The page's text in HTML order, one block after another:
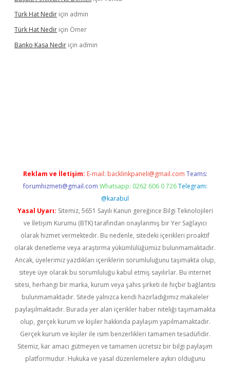
Türk Hat Nedir için admin
Türk Hat Nedir için Ömer
Banko Kasa Nedir için admin
Reklam ve İletişim: E-mail: backlinkpaneli@gmail.com Teams:
forumhizmeti@gmail.com Whatsapp: 0262 606 0 726 Telegram:
@karabul
Yasal Uyarı: Sitemiz, 5651 Sayılı Kanun gereğince Bilgi Teknolojileri
ve İletişim Kurumu (BTK) tarafından onaylanmış bir Yer Sağlayıcı
olarak hizmet vermektedir. Bu nedenle, sitedeki içerikleri proaktif
olarak denetleme veya araştırma yükümlülüğümüz bulunmamaktadır.
Ancak, üyelerimiz yazdıkları içeriklerin sorumluluğunu taşımakta olup,
siteye üye olarak bu sorumluluğu kabul etmiş sayılırlar. Bu internet
sitesi, herhangi bir marka, kurum veya şahıs şirketi ile hiçbir bağlantısı
bulunmamaktadır. Sitede yalnızca kendi hazırladığımız makaleler
paylaşılmaktadır. Burada yer alan içerikler haber niteliği taşımamakta
olup, gerçek kurum ve kişiler hakkında paylaşım yapılmamaktadır.
Gerçek kurum ve kişiler ile isim benzerlikleri tamamen tesadüfidir.
Sitemiz, kar amacı gütmeyen ve tamamen ücretsiz bir bilgi paylaşım
platformudur. Hukuka ve yasal düzenlemelere aykırı olduğunu